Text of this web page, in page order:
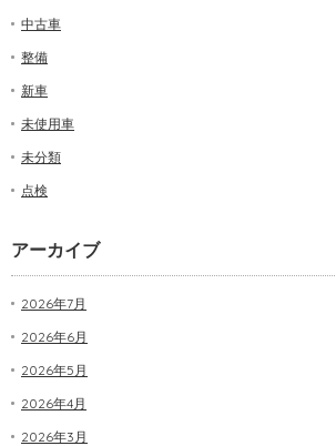
中古車
整備
新車
未使用車
未分類
点検
アーカイブ
2026年7月
2026年6月
2026年5月
2026年4月
2026年3月